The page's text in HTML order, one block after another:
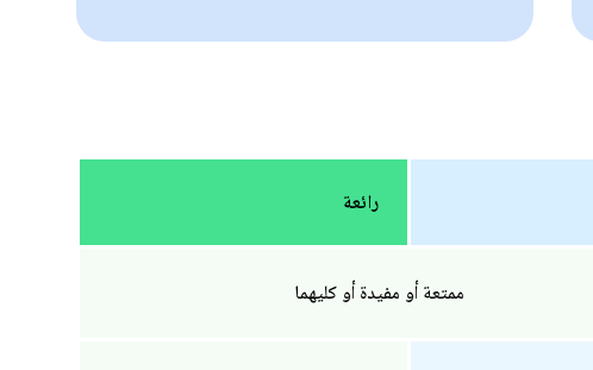
رائعة
ممتعة أو مفيدة أو كليهما